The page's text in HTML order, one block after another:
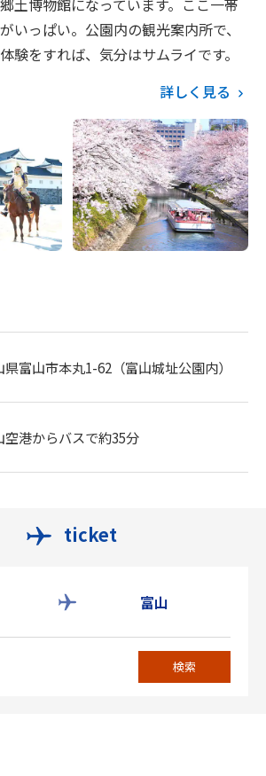
土博物館になっています。ここ一帯
いっぱい。公園内の観光案内所で、
験をすれば、気分はサムライです。
詳しく見る
県富山市本丸1-62（富山城址公園内）
空港からバスで約35分
ticket
富山
検索